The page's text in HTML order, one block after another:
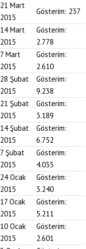
21 Mart
2015
Gösterim: 237
14 Mart
2015
Gösterim:
2.778
7 Mart
2015
Gösterim:
2.610
28 Şubat
2015
Gösterim:
9.238
21 Şubat
2015
Gösterim:
3.189
14 Şubat
2015
Gösterim:
6.752
7 Şubat
2015
Gösterim:
4.035
24 Ocak
2015
Gösterim:
3.240
17 Ocak
2015
Gösterim:
5.211
10 Ocak
2015
Gösterim:
2.601